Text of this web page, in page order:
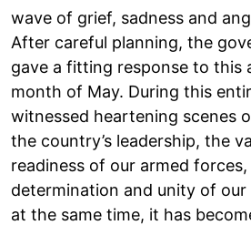
wave of grief, sadness and
After careful planning, the
gave a fitting response to this
month of May. During this
witnessed heartening scenes
the country’s leadership, the
readiness of our armed
determination and unity of our
at the same time, it has